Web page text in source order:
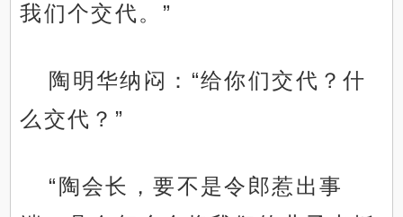
我们个交代。”
陶明华纳闷：“给你们交代？什
么交代？”
“陶会长，要不是令郎惹出事